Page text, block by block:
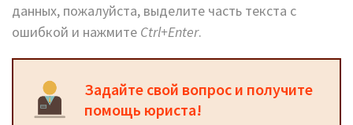
данных, пожалуйста, выделите часть текста с
ошибкой и нажмите Ctrl+Enter.
Задайте свой вопрос и получите
помощь юриста!